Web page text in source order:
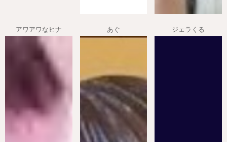
アワアワなヒナ あぐ ジェラくる